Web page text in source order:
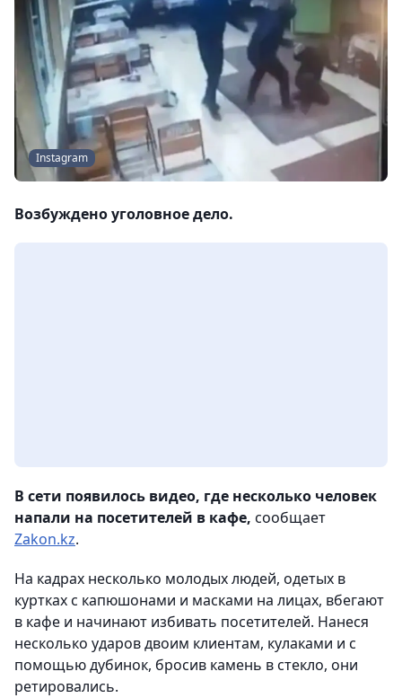
Instagram
Возбуждено уголовное дело.
В сети появилось видео, где несколько человек
напали на посетителей в кафе, сообщает
Zakon.kz.
На кадрах несколько молодых людей, одетых в
куртках с капюшонами и масками на лицах, вбегают
в кафе и начинают избивать посетителей. Нанеся
несколько ударов двоим клиентам, кулаками и с
помощью дубинок, бросив камень в стекло, они
ретировались.